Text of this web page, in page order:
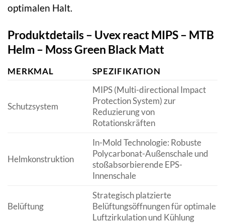
optimalen Halt.
Produktdetails – Uvex react MIPS – MTB
Helm – Moss Green Black Matt
MERKMAL SPEZIFIKATION
Schutzsystem
MIPS (Multi-directional Impact
Protection System) zur
Reduzierung von
Rotationskräften
Helmkonstruktion
In-Mold Technologie: Robuste
Polycarbonat-Außenschale und
stoßabsorbierende EPS-
Innenschale
Belüftung
Strategisch platzierte
Belüftungsöffnungen für optimale
Luftzirkulation und Kühlung